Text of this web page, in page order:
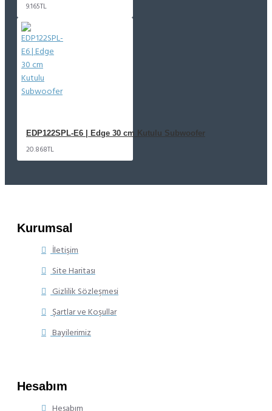
9.165TL
EDP122SPL-E6 | Edge 30 cm Kutulu Subwoofer
20.868TL
Kurumsal
İletişim
Site Haritası
Gizlilik Sözleşmesi
Şartlar ve Koşullar
Bayilerimiz
Hesabım
Hesabım